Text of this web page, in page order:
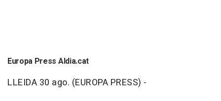
Europa Press Aldia.cat
LLEIDA 30 ago. (EUROPA PRESS) -